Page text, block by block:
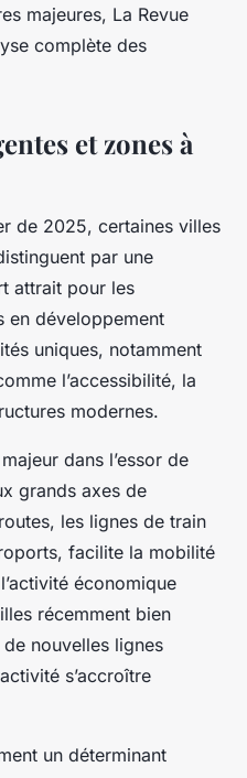
majeures, La Revue
complète des
et zones à
de 2025, certaines villes
par une
attrait pour les
en développement
uniques, notamment
l’accessibilité, la
modernes.
dans l’essor de
grands axes de
les lignes de train
facilite la mobilité
économique
récemment bien
nouvelles lignes
s’accroître
un déterminant